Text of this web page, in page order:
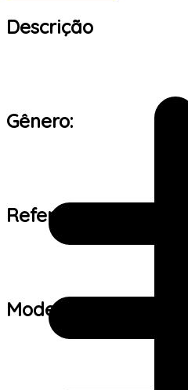
Descrição
Gênero:
Referência de
Modelo: